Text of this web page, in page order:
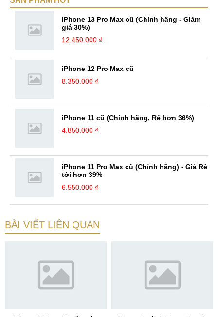
iPhone 13 Pro Max cũ (Chính hãng - Giảm
giá 30%)
12.450.000 ₫
iPhone 12 Pro Max cũ
8.350.000 ₫
iPhone 11 cũ (Chính hãng, Rẻ hơn 36%)
4.850.000 ₫
iPhone 11 Pro Max cũ (Chính hãng) - Giá Rẻ
tới hơn 39%
6.550.000 ₫
BÀI VIẾT LIÊN QUAN